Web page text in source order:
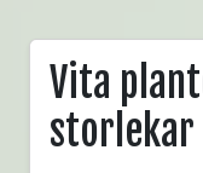
Vita
storlekar